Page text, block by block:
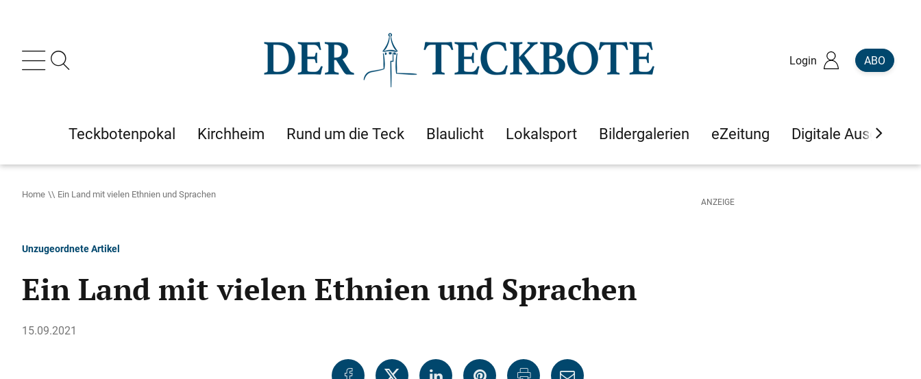
Login ABO
Teckbotenpokal Kirchheim Rund um die Teck Blaulicht Lokalsport Bildergalerien eZeitung Digitale Ausgaben
Home Ein Land mit vielen Ethnien und Sprachen
Unzugeordnete Artikel
Ein Land mit vielen Ethnien und Sprachen
15.09.2021